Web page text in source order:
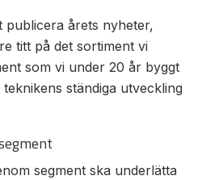
publicera årets nyheter,
titt på det sortiment vi
som vi under 20 år byggt
ständiga utveckling
segment ska underlätta